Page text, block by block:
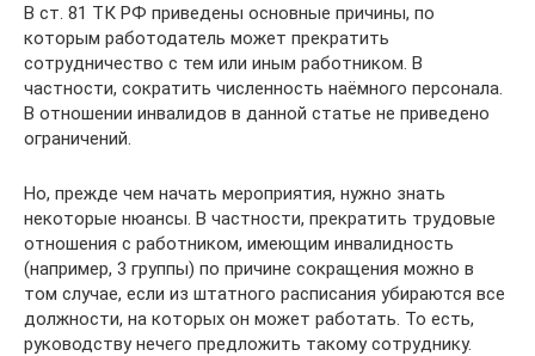
В ст. 81 ТК РФ приведены основные причины, по
которым работодатель может прекратить
сотрудничество с тем или иным работником. В
частности, сократить численность наёмного персонала.
В отношении инвалидов в данной статье не приведено
ограничений.
Но, прежде чем начать мероприятия, нужно знать
некоторые нюансы. В частности, прекратить трудовые
отношения с работником, имеющим инвалидность
(например, 3 группы) по причине сокращения можно в
том случае, если из штатного расписания убираются все
должности, на которых он может работать. То есть,
руководству нечего предложить такому сотруднику.